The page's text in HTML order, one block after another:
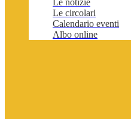
Le notizie
Le circolari
Calendario eventi
Albo online